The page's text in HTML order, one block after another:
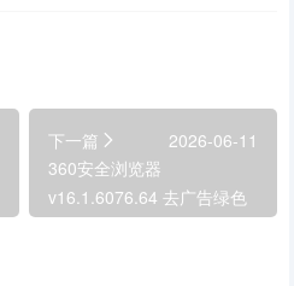
下一篇
2026-06-11
360安全浏览器
v16.1.6076.64 去广告绿色